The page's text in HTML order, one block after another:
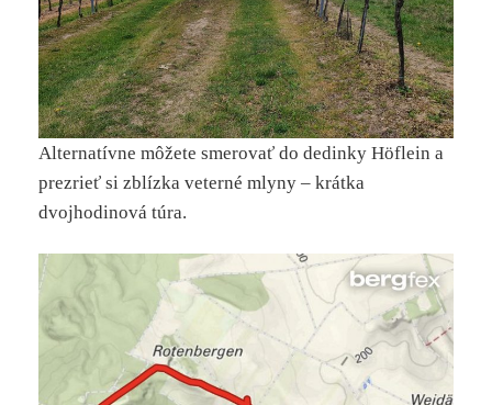
Alternatívne môžete smerovať do dedinky Höflein a
prezrieť si zblízka veterné mlyny – krátka
dvojhodinová túra.